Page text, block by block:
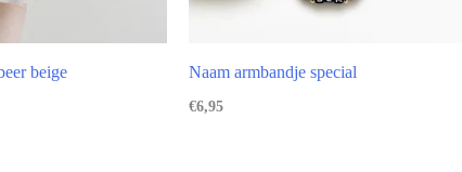
beige Naam armbandje special
€6,95